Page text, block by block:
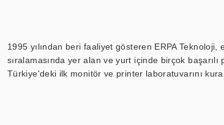
1995 yılından beri faaliyet gösteren ERPA
sıralamasında yer alan ve yurt içinde birçok
Türkiye'deki ilk monitör ve printer laboratuvarını